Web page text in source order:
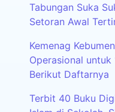
Tabungan Suka
Setoran Awal
Kemenag
Operasional untuk
Berikut Daftarnya
Terbit 40 Buku